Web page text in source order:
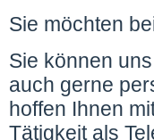
Sie möchten
Sie können
auch gerne
hoffen Ihnen
Tätigkeit als